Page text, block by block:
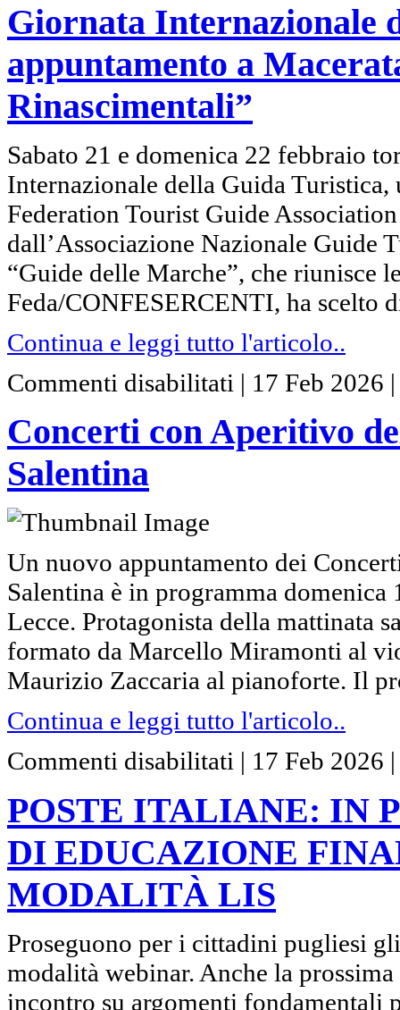
Guida
turistica:
appuntamento
Macerata
con
le
Rinascimentali”
Giornata Internazionale
appuntamento a
Rinascimentali”
Sabato 21 e domenica 22 febbraio
Internazionale della Guida
Federation Tourist Guide
dall’Associazione Nazionale Guide
“Guide delle Marche”, che riunisce
Feda/CONFESERCENTI, ha scelto
Continua e leggi tutto l'articolo..
Commenti disabilitati su
con
della
Camerata
Musicale
| 17 Feb 2026
Concerti con Aperitivo
Salentina
Un nuovo appuntamento dei
Salentina è in programma
Lecce. Protagonista della mattinata
formato da Marcello Miramonti al
Maurizio Zaccaria al pianoforte. Il
Continua e leggi tutto l'articolo..
Commenti disabilitati su
ITALIANE:
PUGLIA
I
WEBINAR
DI EDUCAZIONE
FINANZIARIA
ANCHE
IN
MODALITÀ
LIS
| 17 Feb 2026
POSTE ITALIANE: IN
DI EDUCAZIONE
MODALITÀ LIS
Proseguono per i cittadini pugliesi
modalità webinar. Anche la
incontro su argomenti fondamentali